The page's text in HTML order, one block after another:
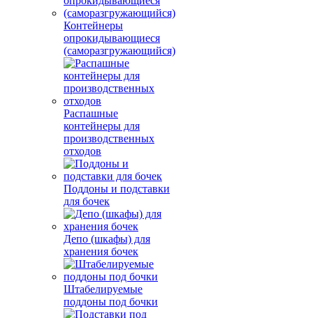
Контейнеры
опрокидывающиеся
(саморазгружающийся)
Распашные
контейнеры для
производственных
отходов
Поддоны и подставки
для бочек
Депо (шкафы) для
хранения бочек
Штабелируемые
поддоны под бочки